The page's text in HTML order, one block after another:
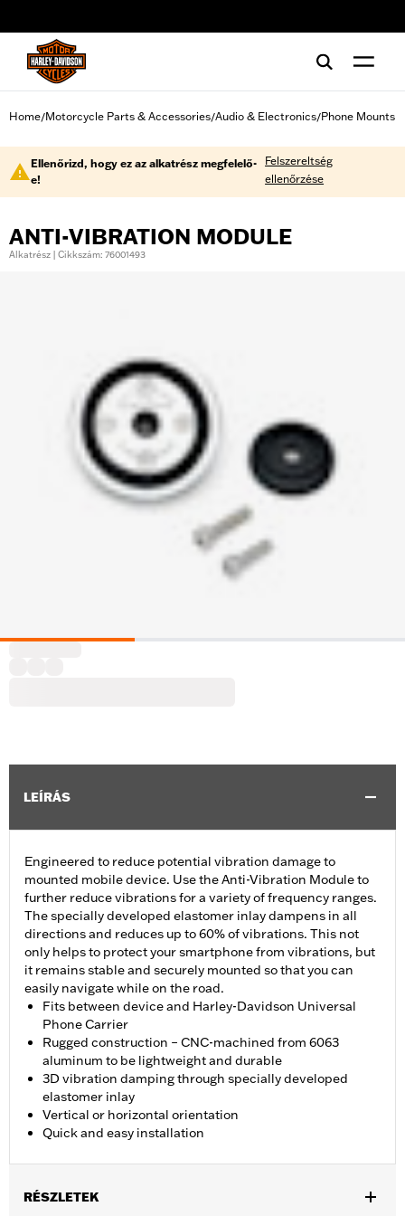
Home/Motorcycle Parts & Accessories/Audio & Electronics/Phone Mounts
Ellenőrizd, hogy ez az alkatrész megfelelő-
e!
Felszereltség
ellenőrzése
ANTI-VIBRATION MODULE
Alkatrész | Cikkszám: 76001493
LEÍRÁS
Engineered to reduce potential vibration damage to
mounted mobile device. Use the Anti-Vibration Module to
further reduce vibrations for a variety of frequency ranges.
The specially developed elastomer inlay dampens in all
directions and reduces up to 60% of vibrations. This not
only helps to protect your smartphone from vibrations, but
it remains stable and securely mounted so that you can
easily navigate while on the road.
Fits between device and Harley-Davidson Universal
Phone Carrier
Rugged construction – CNC-machined from 6063
aluminum to be lightweight and durable
3D vibration damping through specially developed
elastomer inlay
Vertical or horizontal orientation
Quick and easy installation
RÉSZLETEK